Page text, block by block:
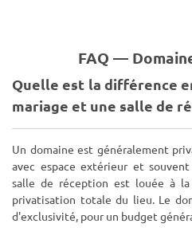
FAQ —
Quelle est la différence
mariage et une salle de
Un domaine est généralement
avec espace extérieur et
salle de réception est louée à
privatisation totale du lieu. Le
d'exclusivité, pour un budget